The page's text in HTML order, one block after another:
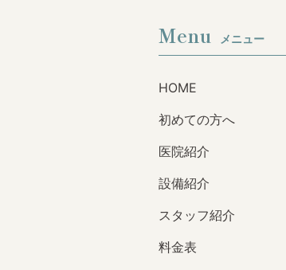
Menu メニュー
HOME
初めての方へ
医院紹介
設備紹介
スタッフ紹介
料金表